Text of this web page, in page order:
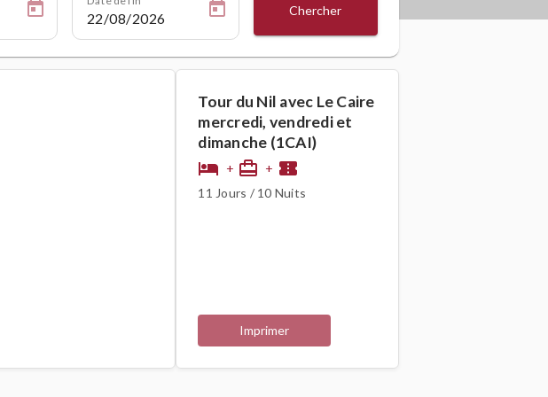
Chercher
Tour du Nil avec Le Caire
mercredi, vendredi et
dimanche (1CAI)
hotel + card_travel + confirmation_number
11 Jours / 10 Nuits
Imprimer